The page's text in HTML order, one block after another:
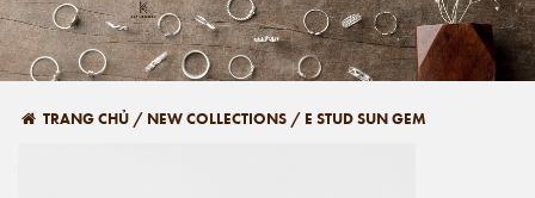
TRANG CHỦ / NEW COLLECTIONS / E STUD SUN GEM